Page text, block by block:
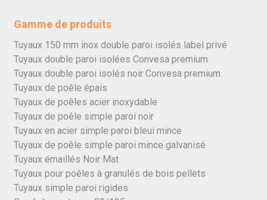
Gamme de produits
Tuyaux 150 mm inox double paroi isolés label privé
Tuyaux double paroi isolées Convesa premium
Tuyaux double paroi isolés noir Convesa premium
Tuyaux de poêle épais
Tuyaux de poêles acier inoxydable
Tuyaux de poêle simple paroi noir
Tuyaux en acier simple paroi bleui mince
Tuyaux de poêle simple paroi mince galvanisé
Tuyaux émaillés Noir Mat
Tuyaux pour poêles à granulés de bois pellets
Tuyaux simple paroi rigides